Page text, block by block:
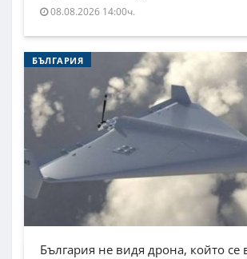
08.08.2026 14:00ч.
БЪЛГАРИЯ
България не видя дрона, който се